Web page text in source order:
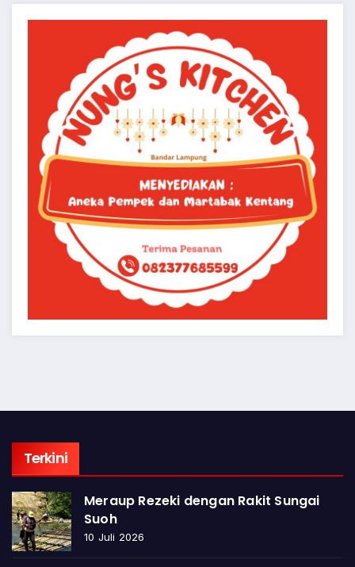
Terkini
Meraup Rezeki dengan Rakit Sungai
Suoh
10 Juli 2026